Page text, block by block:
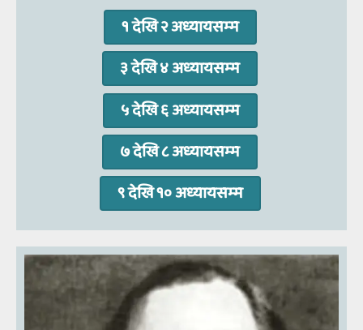
१ देखि २ अध्‍यायसम्‍म
३ देखि ४ अध्‍यायसम्‍म
५ देखि ६ अध्‍यायसम्‍म
७ देखि ८ अध्‍यायसम्‍म
९ देखि १० अध्‍यायसम्‍म